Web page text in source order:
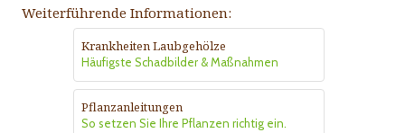
Weiterführende Informationen:
Krankheiten Laubgehölze
Häufigste Schadbilder & Maßnahmen
Pflanzanleitungen
So setzen Sie Ihre Pflanzen richtig ein.